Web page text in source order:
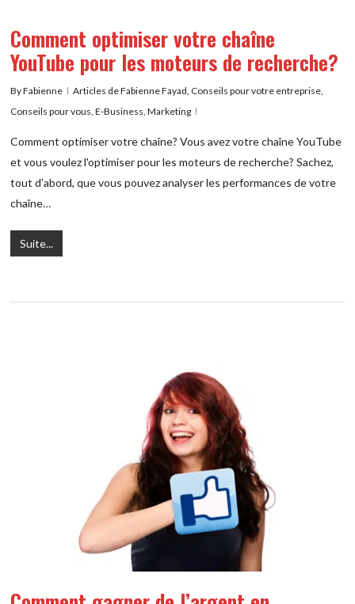
Comment optimiser votre chaîne
YouTube pour les moteurs de recherche?
ByFabienne Articles de Fabienne Fayad Conseils pour votre entreprise
Conseils pour vous ,E-Business ,Marketing
Comment optimiser votre chaîne? Vous avez votre chaîne YouTube
et vous voulez l'optimiser pour les moteurs de recherche? Sachez,
tout d’abord, que vous pouvez analyser les performances de votre
chaîne…
Suite...